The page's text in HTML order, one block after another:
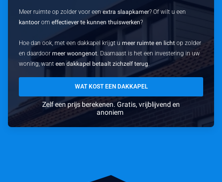
Meer ruimte op zolder voor eenextra slaapkamer? Of wilt u een
kantoor omeffectiever te kunnen thuiswerken?
Hoe dan ook, met een dakkapel krijgt umeer ruimte en licht op zolder
en daardoormeer woongenot. Daarnaast is het een investering in uw
woning, wanteen dakkapel betaalt zichzelf terug.
WAT KOST EEN DAKKAPEL
Zelf een prijs berekenen. Gratis, vrijblijvend en
anoniem